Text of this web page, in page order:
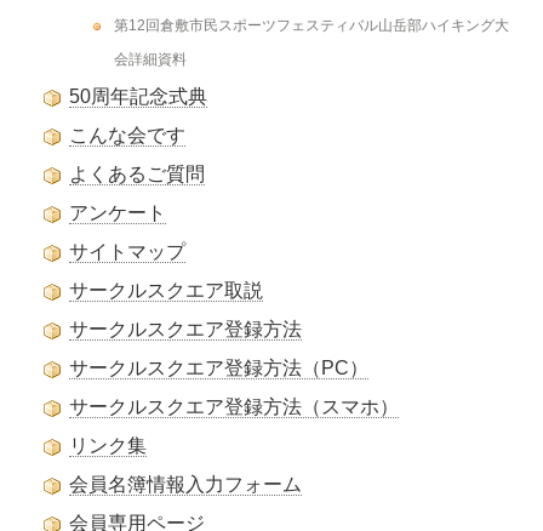
第12回倉敷市民スポーツフェスティバル山岳部ハイキング大
会詳細資料
50周年記念式典
こんな会です
よくあるご質問
アンケート
サイトマップ
サークルスクエア取説
サークルスクエア登録方法
サークルスクエア登録方法（PC）
サークルスクエア登録方法（スマホ）
リンク集
会員名簿情報入力フォーム
会員専用ページ